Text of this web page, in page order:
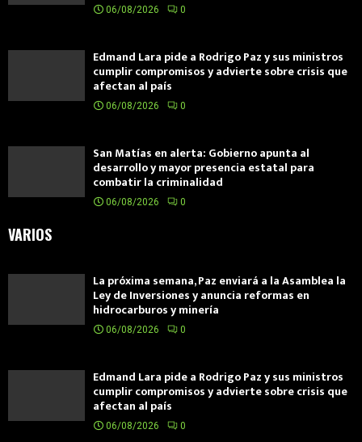
06/08/2026 0
Edmand Lara pide a Rodrigo Paz y sus ministros
cumplir compromisos y advierte sobre crisis que
afectan al país
06/08/2026 0
San Matías en alerta: Gobierno apunta al
desarrollo y mayor presencia estatal para
combatir la criminalidad
06/08/2026 0
VARIOS
La próxima semana, Paz enviará a la Asamblea la
Ley de Inversiones y anuncia reformas en
hidrocarburos y minería
06/08/2026 0
Edmand Lara pide a Rodrigo Paz y sus ministros
cumplir compromisos y advierte sobre crisis que
afectan al país
06/08/2026 0